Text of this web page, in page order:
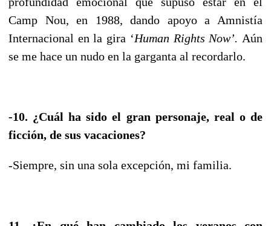
Camp Nou, en 1988, dando apoyo a Amnistía
Internacional en la gira ‘Human Rights Now’. Aún
se me hace un nudo en la garganta al recordarlo.
-10. ¿Cuál ha sido el gran personaje, real o de
ficción, de sus vacaciones?
-Siempre, sin una sola excepción, mi familia.